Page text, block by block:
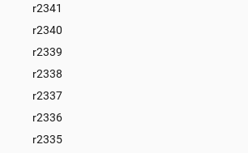
r2341
r2340
r2339
r2338
r2337
r2336
r2335